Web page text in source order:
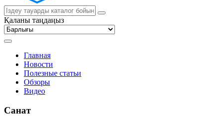
Қаланы таңдаңыз
Главная
Новости
Полезные статьи
Обзоры
Видео
Санат